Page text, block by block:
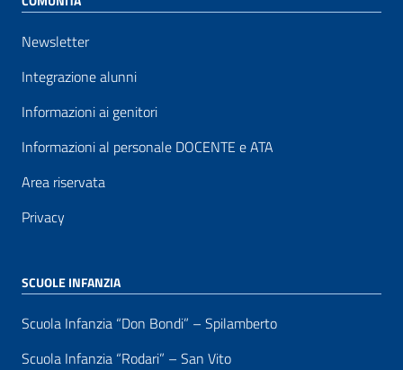
Newsletter
Integrazione alunni
Informazioni ai genitori
Informazioni al personale DOCENTE e ATA
Area riservata
Privacy
SCUOLE INFANZIA
Scuola Infanzia “Don Bondi” – Spilamberto
Scuola Infanzia “Rodari” – San Vito